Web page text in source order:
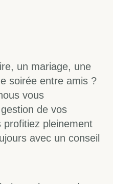
un mariage, une
soirée entre amis ?
vous
de vos
profitiez pleinement
avec un conseil